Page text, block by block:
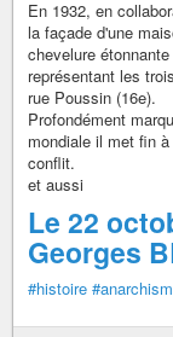
En 1932, en
la façade d'une
chevelure
représentant les
rue Poussin (16e).
Profondément
mondiale il met fin
conflit.
et aussi
Le 22
Georges
#histoire